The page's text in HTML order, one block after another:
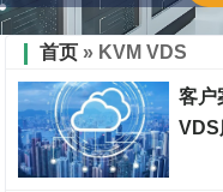
首页 » KVM VDS
客户
VDS